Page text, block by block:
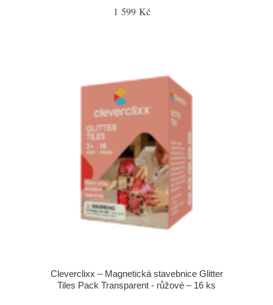
1 599 Kč
Cleverclixx – Magnetická stavebnice Glitter
Tiles Pack Transparent - růžové – 16 ks